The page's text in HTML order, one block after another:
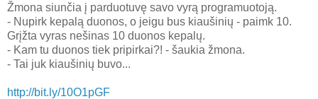
Žmona siunčia į parduotuvę savo vyrą programuotoją.
- Nupirk kepalą duonos, o jeigu bus kiaušinių - paimk 10.
Grįžta vyras nešinas 10 duonos kepalų.
- Kam tu duonos tiek pripirkai?! - šaukia žmona.
- Tai juk kiaušinių buvo...
http://bit.ly/10O1pGF